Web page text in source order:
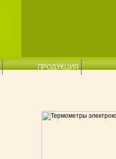
ПРОДУКЦИЯ